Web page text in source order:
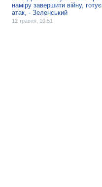
наміру завершити війну,
атак, - Зеленський
12 травня, 10:51